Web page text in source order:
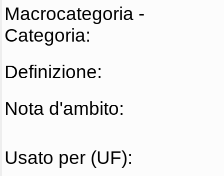
Macrocategoria -
Categoria:
Definizione:
Nota d'ambito:
Usato per (UF):